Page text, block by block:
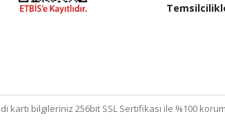
kartı bilgileriniz 256bit SSL Sertifikası ile %100